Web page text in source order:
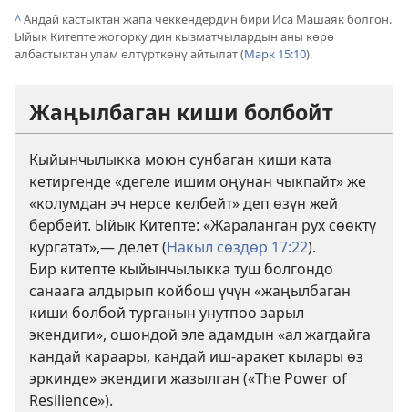
^Андай кастыктан жапа чеккендердин бири Иса Машаяк болгон.
Ыйык Китепте жогорку дин кызматчылардын аны көрө
албастыктан улам өлтүрткөнү айтылат (Марк 15:10).
Жаңылбаган киши болбойт
Кыйынчылыкка моюн сунбаган киши ката
кетиргенде «дегеле ишим оңунан чыкпайт» же
«колумдан эч нерсе келбейт» деп өзүн жей
бербейт. Ыйык Китепте: «Жараланган рух сөөктү
кургатат»,— делет (Накыл сөздөр 17:22).
Бир китепте кыйынчылыкка туш болгондо
санаага алдырып койбош үчүн «жаңылбаган
киши болбой турганын унутпоо зарыл
экендиги», ошондой эле адамдын «ал жагдайга
кандай караары, кандай иш-аракет кылары өз
эркинде» экендиги жазылган («The Power of
Resilience»).